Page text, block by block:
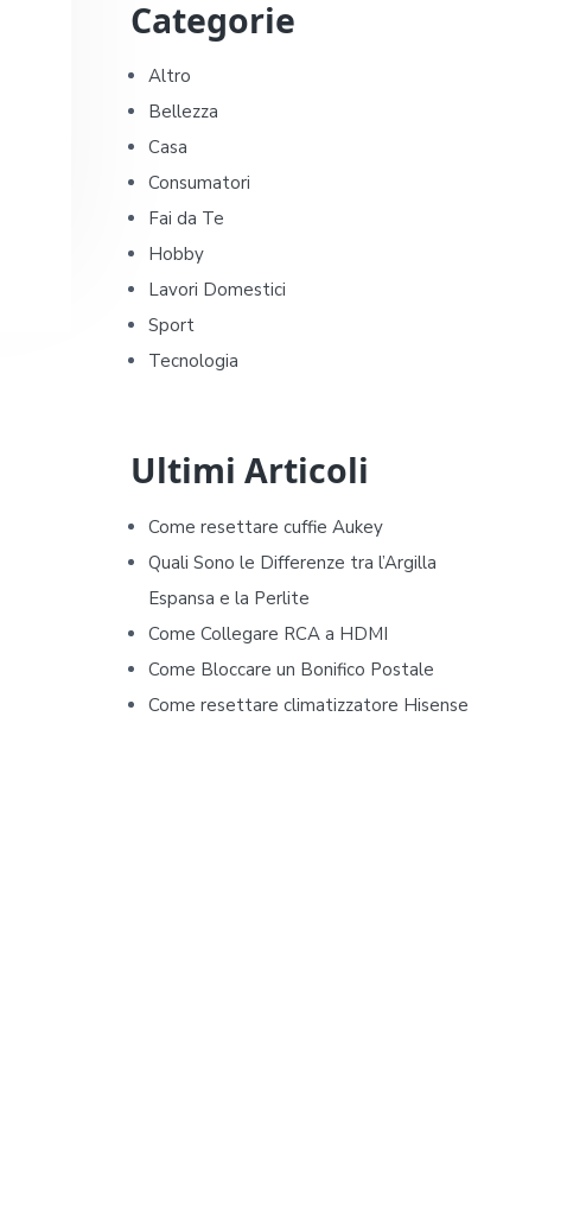
r
i
m
a
r
y
S
d
e
b
a
r
Categorie
Altro
Bellezza
Casa
Consumatori
Fai da Te
Hobby
Lavori Domestici
Sport
Tecnologia
Ultimi Articoli
Come resettare cuffie Aukey​​
Quali Sono le Differenze tra l’Argilla
Espansa e la Perlite
Come Collegare RCA a HDMI
Come Bloccare un Bonifico Postale
Come resettare climatizzatore Hisense​​